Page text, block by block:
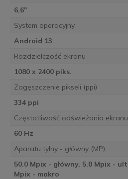
6,6"
System operacyjny
Android 13
Rozdzielczość ekranu
1080 x 2400 piks.
Zagęszczenie pikseli (ppi)
334 ppi
Częstotliwość odświeżania ekranu
60 Hz
Aparatu tylny - główny (MP)
50.0 Mpix - główny, 5.0 Mpix -
Mpix - makro